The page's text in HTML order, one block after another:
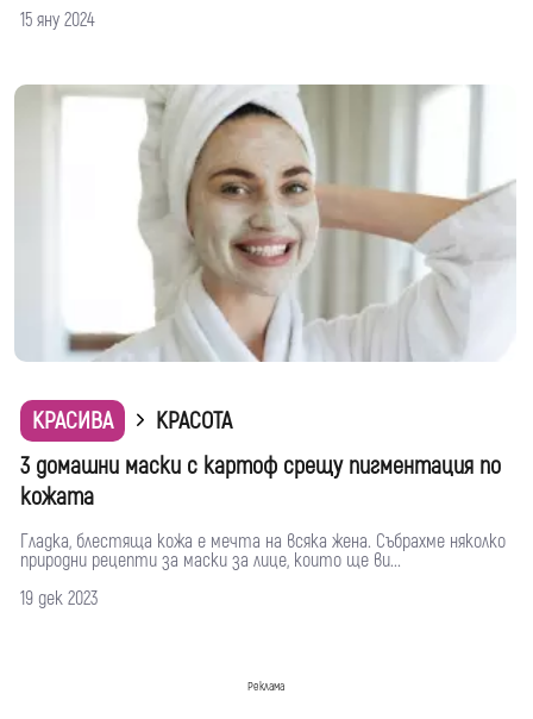
15 яну 2024
КРАСИВА
КРАСОТА
3 домашни маски с картоф срещу пигментация по
кожата
Гладка, блестяща кожа е мечта на всяка жена. Събрахме няколко
природни рецепти за маски за лице, които ще ви...
19 дек 2023
Реклама